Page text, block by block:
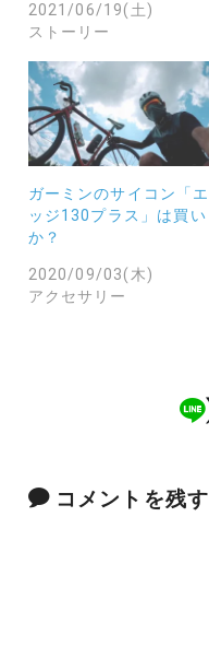
2021/06/19(土)
ストーリー
ガーミンのサイコン「エ
ッジ130プラス」は買い
か？
2020/09/03(木)
アクセサリー
コメントを残す